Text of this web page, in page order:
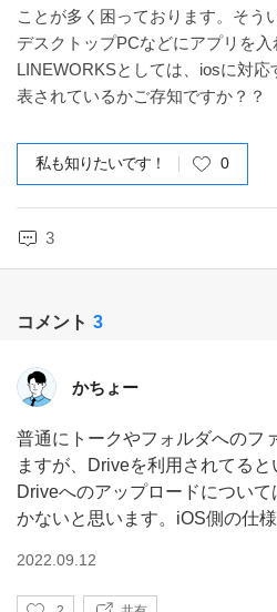
ことが多く困っております。そう
デスクトップPCなどにアプリを
LINEWORKSとしては、iosに対
表されているかご存知ですか？？
私も知りたいです！ 0
3
コメント 3
かちょー
普通にトークやフォルダへのフ
ますが、Driveを利用されてると
Driveへのアップロードについ
かないと思います。iOS側の仕様
2022.09.12